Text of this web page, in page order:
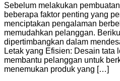
Sebelum melakukan
beberapa faktor penting yang
menciptakan pengalaman
memudahkan pelanggan.
dipertimbangkan dalam
Letak yang Efisien: Desain tata
membantu pelanggan untuk
menemukan produk yang […]